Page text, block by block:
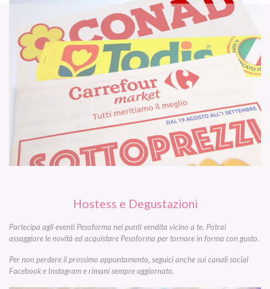
Hostess e Degustazioni
Partecipa agli eventi Pesoforma nei punti vendita vicino a te. Potrai
assaggiare le novità ed acquistare Pesoforma per tornare in forma con gusto.
Per non perdere il prossimo appuntamento, seguici anche sui canali social
Facebook e Instagram e rimani sempre aggiornato.